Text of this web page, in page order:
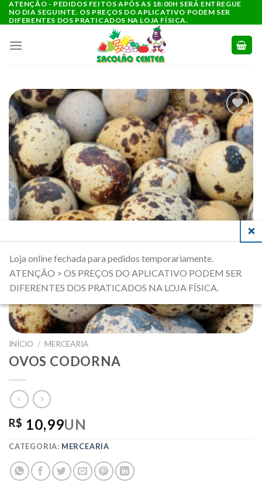
para
conteúdo
ATENÇÃO - PEDIDOS FEITOS APÓS AS 18:00H SERÁ ENTREGUE
NO DIA SEGUINTE. OS PREÇOS DO APLICATIVO PODEM SER
DIFERENTES DOS PRATICADOS NA LOJA FÍSICA.
ADICIONAR
A LISTA DE
COMPRAS
INÍCIO / MERCEARIA
OVOS CODORNA
R$ 10,99UN
CATEGORIA: MERCEARIA
Loja online fechada para pedidos temporariamente.
ATENÇÃO > OS PREÇOS DO APLICATIVO PODEM SER
DIFERENTES DOS PRATICADOS NA LOJA FÍSICA.